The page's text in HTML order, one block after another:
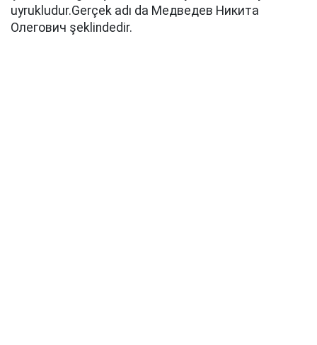
uyrukludur.Gerçek adı da Медведев Никита
Олегович şeklindedir.